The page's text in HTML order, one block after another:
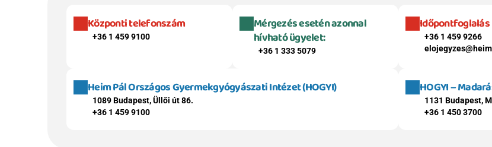
Központi telefonszám
+36 1 459 9100
Mérgezés esetén azonnal
hívható ügyelet:
+36 1 333 5079
Időpontfoglalás
+36 1 459 9266
Heim Pál Országos Gyermekgyógyászati Intézet (HOGYI)
1089 Budapest, Üllői út 86.
+36 1 459 9100
HOGYI –
1131 Budapest,
+36 1 450 3700